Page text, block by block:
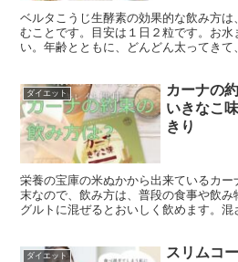
ベルタこうじ生酵素の効果的な飲み方
むことです。目安は１日２粒です。お水
い。年齢とともに、どんどん太ってきて
ダイエット
カーナの
いきなこ
きり
栄養の宝庫の米ぬかから出来ているカ
末なので、飲み方は、普段の食事や飲
グルトに混ぜるとおいしく飲めます。混
ダイエット
スリムコ